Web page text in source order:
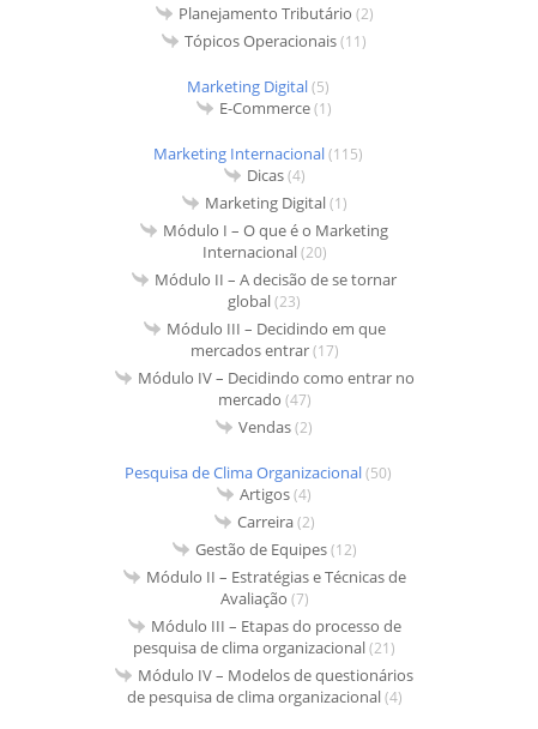
Planejamento Tributário (2)
Tópicos Operacionais(11)
Marketing Digital(5)
E-Commerce(1)
Marketing Internacional(115)
Dicas(4)
Marketing Digital(1)
Módulo I – O que é o Marketing
Internacional(20)
Módulo II – A decisão de se tornar
global(23)
Módulo III – Decidindo em que
mercados entrar(17)
Módulo IV – Decidindo como entrar no
mercado (47)
Vendas(2)
Pesquisa de Clima Organizacional(50)
Artigos(4)
Carreira(2)
Gestão de Equipes(12)
Módulo II – Estratégias e Técnicas de
Avaliação (7)
Módulo III – Etapas do processo de
pesquisa de clima organizacional(21)
Módulo IV – Modelos de questionários
de pesquisa de clima organizacional(4)